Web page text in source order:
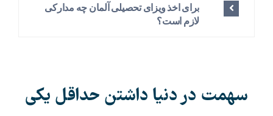
برای اخذ ویزای تحصیلی آلمان چه مدارکی
لازم است؟
سهمت در دنیا داشتن حداقل یکی